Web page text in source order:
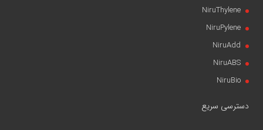
NiruThylene
NiruPylene
NiruAdd
NiruABS
NiruBio
دسترسی سریع